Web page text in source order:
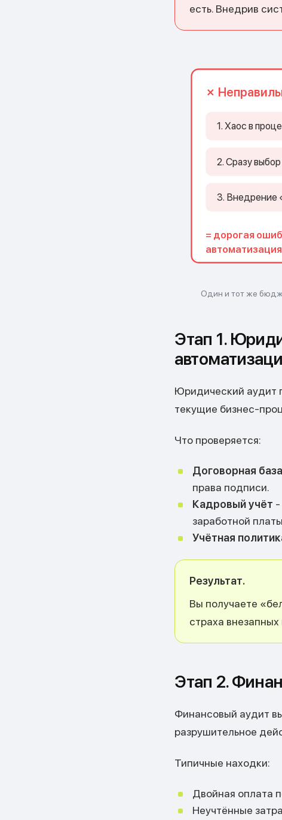
есть. Внедрив
✗
1. Хаос в
2. Сразу выбор
3. Внедрение
= дорогая
Один и тот же
Этап 1.
Юридический аудит
текущие бизнес-
Что проверяется:
Договорная база
права подписи.
Кадровый учёт -
заработной
Учётная
Результат.
Вы получаете
страха
Этап 2.
Финансовый аудит
разрушительное
Типичные находки:
Двойная оплата
Неучтённые